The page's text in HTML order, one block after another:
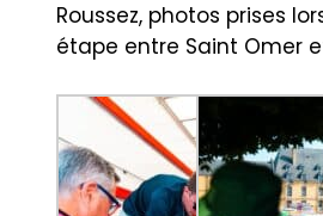
Roussez, photos prises
étape entre Saint Omer